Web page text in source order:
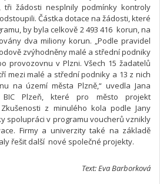
tři žádosti nesplnily podmínky kontroly
Částka dotace na žádosti, které
by byla celkově 2 493 416 korun, na
dva miliony korun. „Podle pravidel
zvýhodněny malé a střední podniky
provozovnu v Plzni. Všech 15 žadatelů
mezi malé a střední podniky a 13 z nich
na území města Plzně,“ uvedla Jana
BIC Plzeň, které pro město projekt
z minulého kola podle Jany
spolupráci v programu voucherů vznikly
Firmy a univerzity také na základě
řešit další nové společné projekty.
Text: Eva Barborková